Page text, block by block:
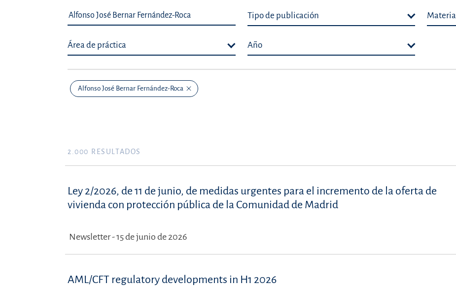
Tipo de publicación Materia
Área de práctica Año
Alfonso José Bernar Fernández-Roca
2.000 RESULTADOS
Ley 2/2026, de 11 de junio, de medidas urgentes para el incremento de la oferta de
vivienda con protección pública de la Comunidad de Madrid
Newsletter - 15 de junio de 2026
AML/CFT regulatory developments in H1 2026